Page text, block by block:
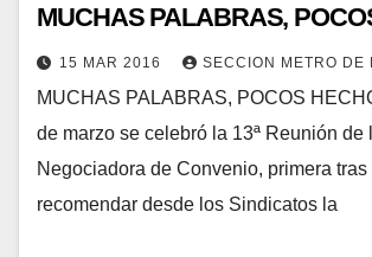
MUCHAS PALABRAS,
15 MAR 2016 SECCION METRO DE
MUCHAS PALABRAS, POCOS
de marzo se celebró la 13ª Reunión de
Negociadora de Convenio, primera
recomendar desde los Sindicatos la